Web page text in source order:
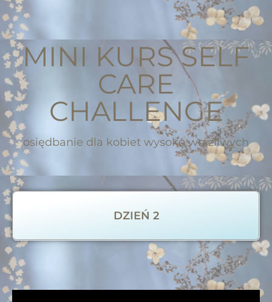
MINI KURS SELF
CARE
CHALLENGE
osiędbanie dla kobiet wysoko wrażliwych
DZIEŃ 2